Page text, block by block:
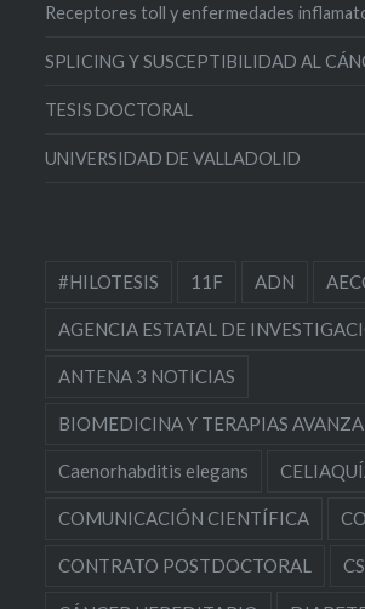
Receptores toll y enfermedades
SPLICING Y SUSCEPTIBILIDAD AL
TESIS DOCTORAL
UNIVERSIDAD DE VALLADOLID
#HILOTESIS 11F ADN
AGENCIA ESTATAL DE
ANTENA 3 NOTICIAS
BIOMEDICINA Y TERAPIAS
Caenorhabditis elegans
COMUNICACIÓN CIENTÍFICA
CONTRATO POSTDOCTORAL